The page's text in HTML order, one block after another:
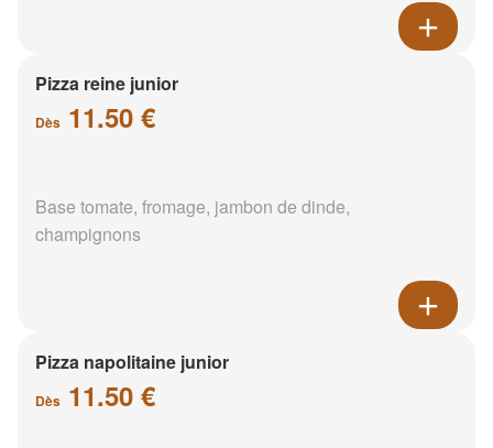
Pizza reine junior
Dès 11.50 €
Base tomate, fromage, jambon de dinde,
champignons
Pizza napolitaine junior
Dès 11.50 €